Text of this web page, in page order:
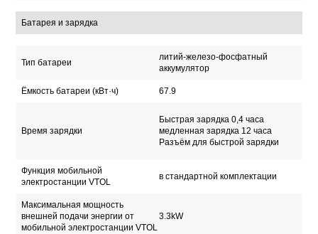
Батарея и зарядка
Тип батареи
литий-железо-фосфатный
аккумулятор
Ёмкость батареи (кВт·ч) 67.9
Время зарядки
Быстрая зарядка 0,4 часа
медленная зарядка 12 часа
Разъём для быстрой зарядки
Функция мобильной
электростанции VTOL
в стандартной комплектации
Максимальная мощность
внешней подачи энергии от
мобильной электростанции VTOL
3.3kW